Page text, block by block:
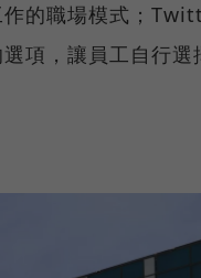
作的職場模式；
項，讓員工自行選